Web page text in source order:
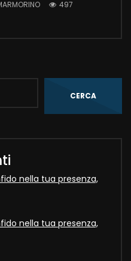
497
CERCA
nella tua presenza,
nella tua presenza,